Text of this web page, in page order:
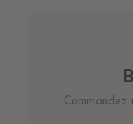
Commandez